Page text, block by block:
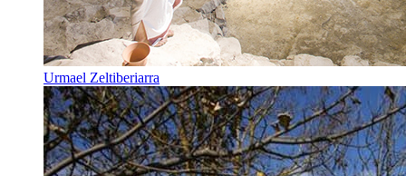
Urmael Zeltiberiarra